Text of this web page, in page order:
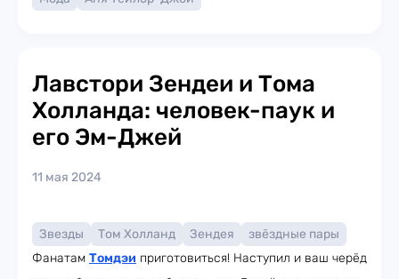
Лавстори Зендеи и Тома
Холланда: человек-паук и
его Эм-Джей
11 мая 2024
Звезды Том Холланд Зендея
звёздные пары
Фанатам Томдэи приготовиться! Наступил и ваш черёд